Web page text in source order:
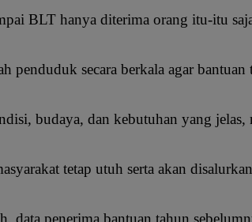
BLT hanya diterima orang itu-itu
secara berkala agar bantuan
budaya, dan kebutuhan yang jelas,
tetap utuh serta akan